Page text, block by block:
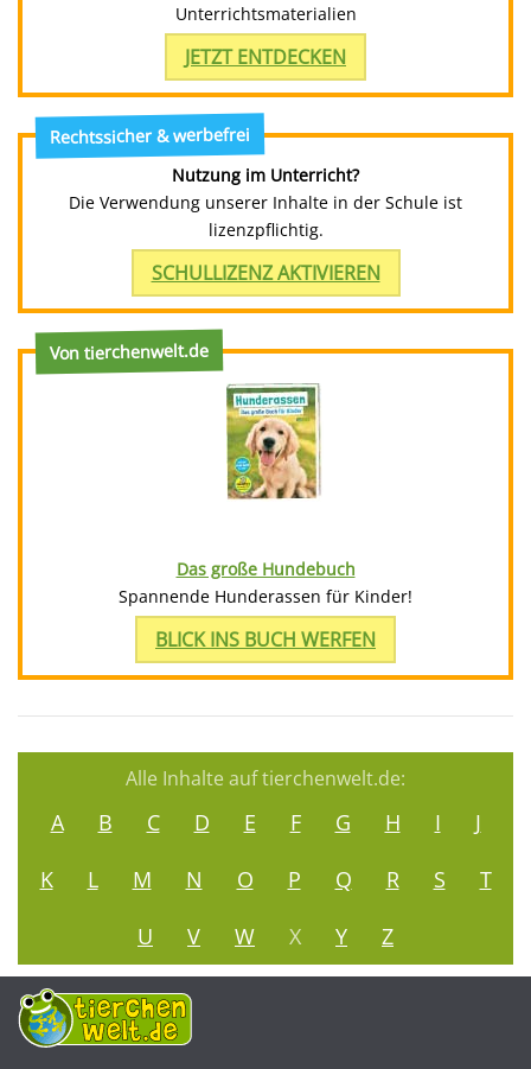
Unterrichtsmaterialien
JETZT ENTDECKEN
Rechtssicher & werbefrei
Nutzung im Unterricht?
Die Verwendung unserer Inhalte in der Schule ist
lizenzpflichtig.
SCHULLIZENZ AKTIVIEREN
Von tierchenwelt.de
Das große Hundebuch
Spannende Hunderassen für Kinder!
BLICK INS BUCH WERFEN
Alle Inhalte auf tierchenwelt.de:
A B C D E F G H I
J
K
L M N O P Q R S
T
U
V W X Y Z